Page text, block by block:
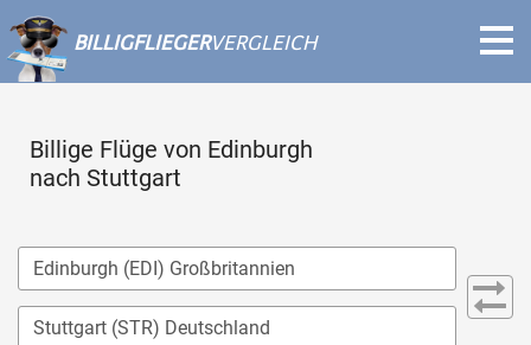
BILLIGFLIEGERVERGLEICH
Billige Flüge von Edinburgh
nach Stuttgart